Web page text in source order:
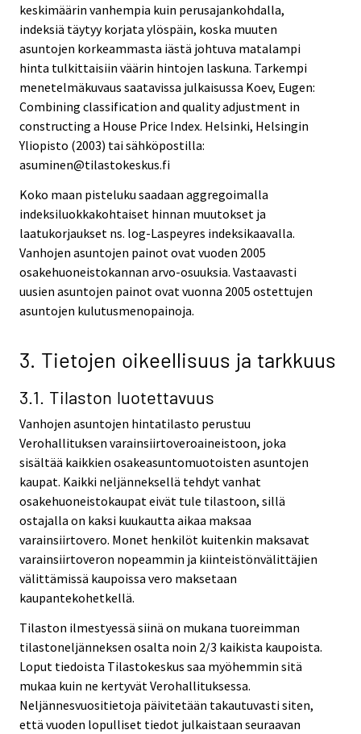
keskimäärin vanhempia kuin perusajankohdalla,
indeksiä täytyy korjata ylöspäin, koska muuten
asuntojen korkeammasta iästä johtuva matalampi
hinta tulkittaisiin väärin hintojen laskuna. Tarkempi
menetelmäkuvaus saatavissa julkaisussa Koev, Eugen:
Combining classification and quality adjustment in
constructing a House Price Index. Helsinki, Helsingin
Yliopisto (2003) tai sähköpostilla:
asuminen@tilastokeskus.fi
Koko maan pisteluku saadaan aggregoimalla
indeksiluokkakohtaiset hinnan muutokset ja
laatukorjaukset ns. log-Laspeyres indeksikaavalla.
Vanhojen asuntojen painot ovat vuoden 2005
osakehuoneistokannan arvo-osuuksia. Vastaavasti
uusien asuntojen painot ovat vuonna 2005 ostettujen
asuntojen kulutusmenopainoja.
3. Tietojen oikeellisuus ja tarkkuus
3.1. Tilaston luotettavuus
Vanhojen asuntojen hintatilasto perustuu
Verohallituksen varainsiirtoveroaineistoon, joka
sisältää kaikkien osakeasuntomuotoisten asuntojen
kaupat. Kaikki neljänneksellä tehdyt vanhat
osakehuoneistokaupat eivät tule tilastoon, sillä
ostajalla on kaksi kuukautta aikaa maksaa
varainsiirtovero. Monet henkilöt kuitenkin maksavat
varainsiirtoveron nopeammin ja kiinteistönvälittäjien
välittämissä kaupoissa vero maksetaan
kaupantekohetkellä.
Tilaston ilmestyessä siinä on mukana tuoreimman
tilastoneljänneksen osalta noin 2/3 kaikista kaupoista.
Loput tiedoista Tilastokeskus saa myöhemmin sitä
mukaa kuin ne kertyvät Verohallituksessa.
Neljännesvuositietoja päivitetään takautuvasti siten,
että vuoden lopulliset tiedot julkaistaan seuraavan